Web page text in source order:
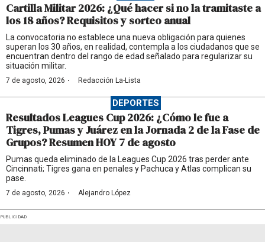
Cartilla Militar 2026: ¿Qué hacer si no la tramitaste a
los 18 años? Requisitos y sorteo anual
La convocatoria no establece una nueva obligación para quienes
superan los 30 años, en realidad, contempla a los ciudadanos que se
encuentran dentro del rango de edad señalado para regularizar su
situación militar.
7 de agosto, 2026 · Redacción La-Lista
DEPORTES
Resultados Leagues Cup 2026: ¿Cómo le fue a
Tigres, Pumas y Juárez en la Jornada 2 de la Fase de
Grupos? Resumen HOY 7 de agosto
Pumas queda eliminado de la Leagues Cup 2026 tras perder ante
Cincinnati; Tigres gana en penales y Pachuca y Atlas complican su
pase.
7 de agosto, 2026 · Alejandro López
PUBLICIDAD